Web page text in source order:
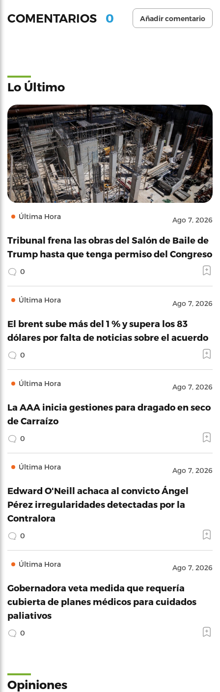
COMENTARIOS 0 Añadir comentario
Lo Último
Última Hora Ago 7, 2026
Tribunal frena las obras del Salón de Baile de
Trump hasta que tenga permiso del Congreso
0
Última Hora Ago 7, 2026
El brent sube más del 1 % y supera los 83
dólares por falta de noticias sobre el acuerdo
0
Última Hora Ago 7, 2026
La AAA inicia gestiones para dragado en seco
de Carraízo
0
Última Hora Ago 7, 2026
Edward O'Neill achaca al convicto Ángel
Pérez irregularidades detectadas por la
Contralora
0
Última Hora Ago 7, 2026
Gobernadora veta medida que requería
cubierta de planes médicos para cuidados
paliativos
0
Opiniones